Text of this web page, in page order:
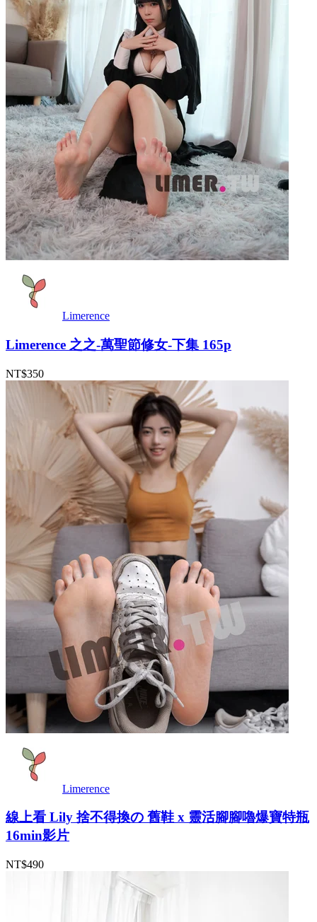
Limerence
Limerence 之之-萬聖節修女-下集 165p
NT$350
Limerence
線上看 Lily 捨不得換の 舊鞋 x 靈活腳腳嚕爆寶特瓶
16min影片
NT$490